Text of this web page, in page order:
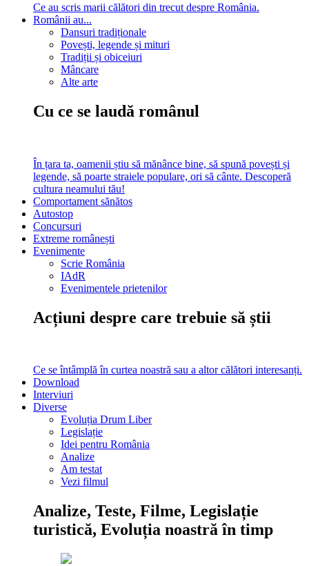
Ce au scris marii călători din trecut despre România.
Românii au...
Dansuri tradiționale
Povești, legende și mituri
Tradiții și obiceiuri
Mâncare
Alte arte
Cu ce se laudă românul
În țara ta, oamenii știu să mănânce bine, să spună povești și
legende, să poarte straiele populare, ori să cânte. Descoperă
cultura neamului tău!
Comportament sănătos
Autostop
Concursuri
Extreme românești
Evenimente
Scrie România
IAdR
Evenimentele prietenilor
Acțiuni despre care trebuie să știi
Ce se întâmplă în curtea noastră sau a altor călători interesanți.
Download
Interviuri
Diverse
Evoluția Drum Liber
Legislație
Idei pentru România
Analize
Am testat
Vezi filmul
Analize, Teste, Filme, Legislație
turistică, Evoluția noastră în timp